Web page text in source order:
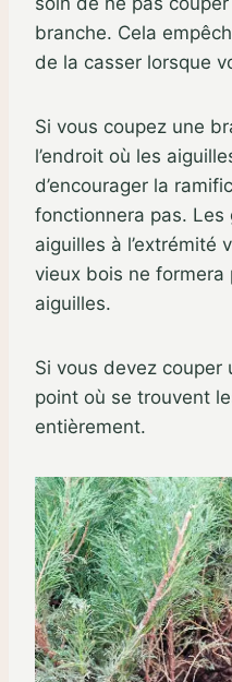
branche. Cela
de la casser lorsque
Si vous coupez une
l’endroit où les
d’encourager la
fonctionnera pas.
aiguilles à l’extrémité
vieux bois ne formera
aiguilles.
Si vous devez
point où se trouvent
entièrement.